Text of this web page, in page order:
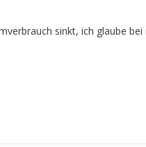
sinkt, ich glaube bei